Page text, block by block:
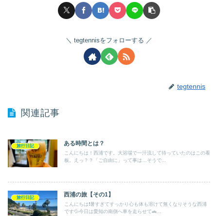
tegtennisをフォローする
tegtennis
関連記事
旅行日記 ある時間とは？
こんにちは！西浦です。大浴場で一汗流して待っていたのはこの看
板。えっ？？「ご自由に」って事は…そうで...
旅行日記 西浦の旅【その1】
こんにちは❗️暑すぎてすっかり心も体も溶けて無くなりそうな西浦
です💦今日は愛知の南側へ車を走らせて🚗...